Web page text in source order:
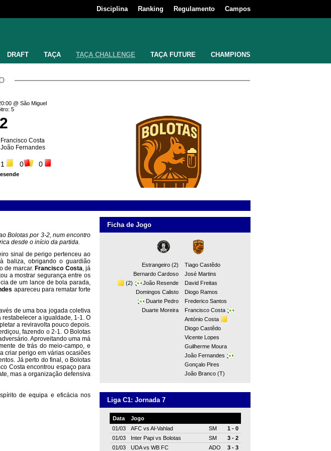
Disciplina Ranking Regulamento Campos
DRAFT TAÇA TAÇA CHALLENGE TAÇA FUTURE CHAMPIONS
@ São Miguel
5
Francisco Costa
João Fernandes
1 0 0
Bolotas por 3-2, num encontro
desde o início da partida.
sinal de perigo pertenceu ao
baliza, obrigando o guardião
de marcar. Francisco Costa, já
a mostrar segurança entre os
de um lance de bola parada,
apareceu para rematar forte
de uma boa jogada coletiva
a igualdade, 1-1. O
a reviravolta pouco depois.
fazendo o 2-1. O Bolotas
Aproveitando uma má
de trás do meio-campo, e
criar perigo em várias ocasiões
Já perto do final, o Bolotas
Costa encontrou espaço para
mas a organização defensiva
de equipa e eficácia nos
Ficha de Jogo
Estrangeiro (2)
Tiago Castêdo
Bernardo Cardoso
José Martins
(2)
João Resende
David Freitas
Domingos Calisto
Diogo Ramos
Duarte Pedro
Frederico Santos
Duarte Moreira
Francisco Costa
António Costa
Diogo Castêdo
Vicente Lopes
Guilherme Moura
João Fernandes
Gonçalo Pires
João Branco (T)
Liga C1: Jornada 7
Data
Jogo
01/03
AFCvs Al-Vahlad SM
1 - 0
01/03
Inter Papivs Bolotas SM
3 - 2
01/03
UDAvs WB FC ADO 3 - 3